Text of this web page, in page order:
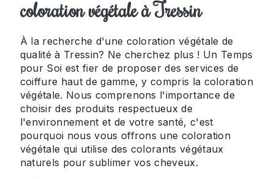
coloration végétale à Tressin
À la recherche d'une coloration végétale de
qualité à Tressin? Ne cherchez plus ! Un Temps
pour Soi est fier de proposer des services de
coiffure haut de gamme, y compris la coloration
végétale. Nous comprenons l'importance de
choisir des produits respectueux de
l'environnement et de votre santé, c'est
pourquoi nous vous offrons une coloration
végétale qui utilise des colorants végétaux
naturels pour sublimer vos cheveux.